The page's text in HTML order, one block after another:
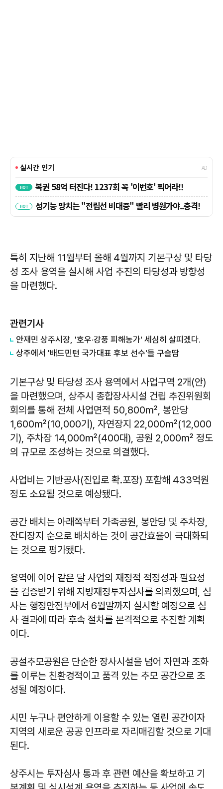
특히 지난해 11월부터 올해 4월까지 기본구상 및 타당
성 조사 용역을 실시해 사업 추진의 타당성과 방향성
을 마련했다.
관련기사
안재민 상주시장, '호우·강풍 피해농가' 세심히 살피겠다.
상주에서 '배드민턴 국가대표 후보 선수'들 구슬땀
기본구상 및 타당성 조사 용역에서 사업구역 2개(안)
을 마련했으며, 상주시 종합장사시설 건립 추진위원회
회의를 통해 전체 사업면적 50,800㎡, 봉안당
1,600㎡(10,000기), 자연장지 22,000㎡(12,000
기), 주차장 14,000㎡(400대), 공원 2,000㎡ 정도
의 규모로 조성하는 것으로 의결했다.
사업비는 기반공사(진입로 확․포장) 포함해 433억원
정도 소요될 것으로 예상됐다.
공간 배치는 아래쪽부터 가족공원, 봉안당 및 주차장,
잔디장지 순으로 배치하는 것이 공간효율이 극대화되
는 것으로 평가됐다.
용역에 이어 같은 달 사업의 재정적 적정성과 필요성
을 검증받기 위해 지방재정투자심사를 의뢰했으며, 심
사는 행정안전부에서 6월말까지 실시할 예정으로 심
사 결과에 따라 후속 절차를 본격적으로 추진할 계획
이다.
공설추모공원은 단순한 장사시설을 넘어 자연과 조화
를 이루는 친환경적이고 품격 있는 추모 공간으로 조
성될 예정이다.
시민 누구나 편안하게 이용할 수 있는 열린 공간이자
지역의 새로운 공공 인프라로 자리매김할 것으로 기대
된다.
상주시는 투자심사 통과 후 관련 예산을 확보하고 기